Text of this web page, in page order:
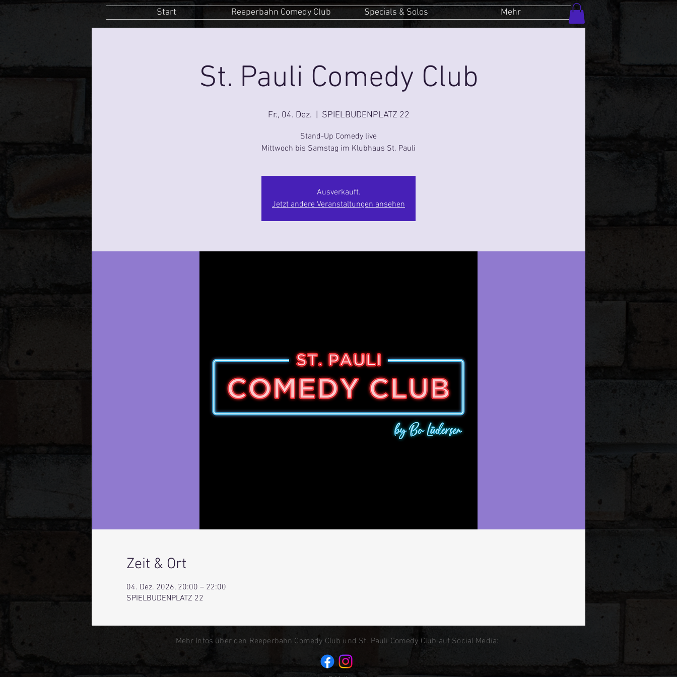
Start Reeperbahn Comedy Club Specials & Solos Mehr
St. Pauli Comedy Club
Fr., 04. Dez. SPIELBUDENPLATZ 22
Stand-Up Comedy live
Mittwoch bis Samstag im Klubhaus St. Pauli
Ausverkauft.
Jetzt andere Veranstaltungen ansehen
Zeit & Ort
04. Dez. 2026, 20:00 – 22:00
SPIELBUDENPLATZ 22
Mehr Infos über den Reeperbahn Comedy Club und St. Pauli Comedy Club auf Social Media: